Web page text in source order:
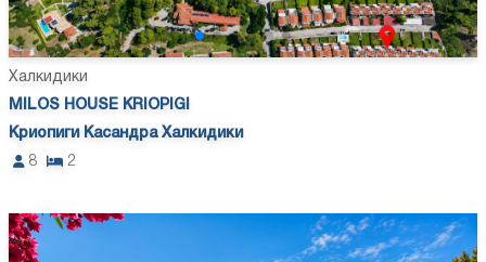
Халкидики
MILOS HOUSE KRIOPIGI
Криопиги Касандра Халкидики
8
2